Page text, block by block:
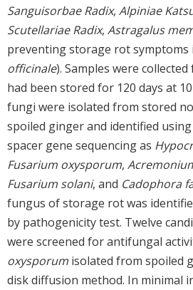
Sanguisorbae Radix, Alpiniae
Scutellariae Radix, Astragalus
preventing storage rot symptoms
officinale). Samples were
had been stored for 120 days at
fungi were isolated from stored
spoiled ginger and identified
spacer gene sequencing as
Fusarium oxysporum,
Fusarium solani, and Cadophora
fungus of storage rot was
by pathogenicity test. Twelve
were screened for antifungal
oxysporum isolated from spoiled
disk diffusion method. In minimal